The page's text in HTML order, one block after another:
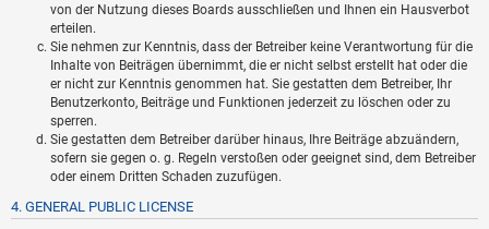
von der Nutzung dieses Boards ausschließen und Ihnen ein Hausverbot
erteilen.
Sie nehmen zur Kenntnis, dass der Betreiber keine Verantwortung für die
Inhalte von Beiträgen übernimmt, die er nicht selbst erstellt hat oder die
er nicht zur Kenntnis genommen hat. Sie gestatten dem Betreiber, Ihr
Benutzerkonto, Beiträge und Funktionen jederzeit zu löschen oder zu
sperren.
Sie gestatten dem Betreiber darüber hinaus, Ihre Beiträge abzuändern,
sofern sie gegen o. g. Regeln verstoßen oder geeignet sind, dem Betreiber
oder einem Dritten Schaden zuzufügen.
4. GENERAL PUBLIC LICENSE